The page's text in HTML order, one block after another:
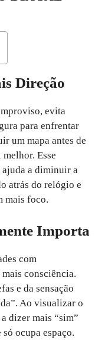
Direção
evita
para enfrentar
um mapa antes de
Esse
ajuda a diminuir a
atrás do relógio e
mais foco.
Importa
com
consciência.
e da sensação
Ao visualizar o
dizer mais “sim”
só ocupa espaço.